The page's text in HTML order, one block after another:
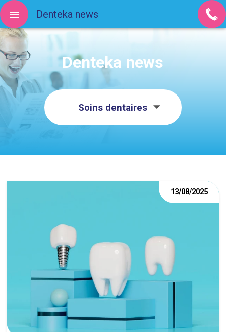
Denteka news
Soins dentaires
13/08/2025
Denteka news